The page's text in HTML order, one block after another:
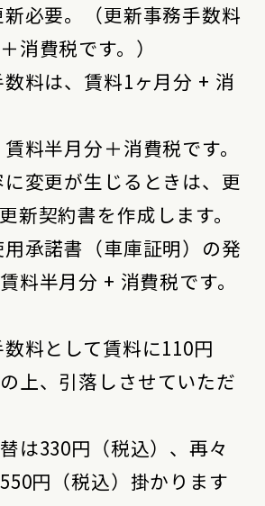
必要。（更新事務手数料
消費税です。）
料は、賃料1ヶ月分 + 消
料半月分＋消費税です。
変更が生じるときは、更
新契約書を作成します。
承諾書（車庫証明）の発
料半月分 + 消費税です。
料として賃料に110円
の上、引落しさせていただ
は330円（税込）、再々
円（税込）掛かります